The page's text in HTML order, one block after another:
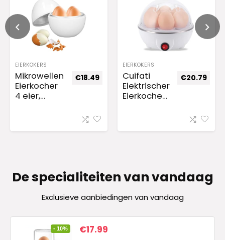
EIERKOKERS
Mikrowellen
Eierkocher
4 eier,
Metall,
Eierkocher
für 4 Ei,
Eierkocher
Huhn für
€18.49
EIERKOKERS
Cuifati
Elektrischer
Eierkocher
el-
Dampfgar
mittel,
€20.79
De specialiteiten van vandaag
Exclusieve aanbiedingen van vandaag
- 10% €17.99